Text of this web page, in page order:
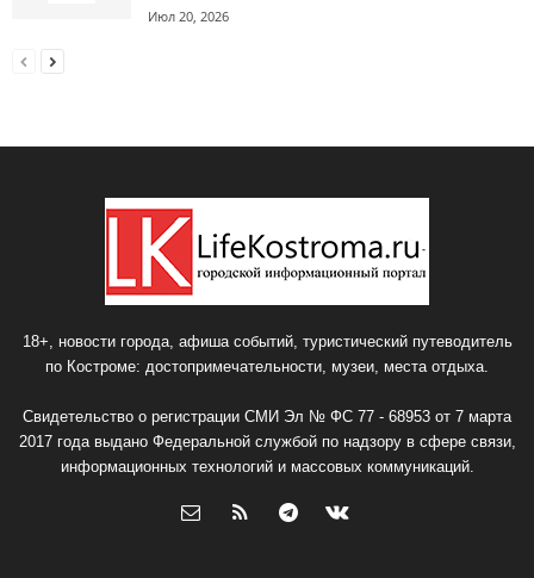
Июл 20, 2026
18+, новости города, афиша событий, туристический путеводитель
по Костроме: достопримечательности, музеи, места отдыха.
Свидетельство о регистрации СМИ Эл № ФС 77 - 68953 от 7 марта
2017 года выдано Федеральной службой по надзору в сфере связи,
информационных технологий и массовых коммуникаций.